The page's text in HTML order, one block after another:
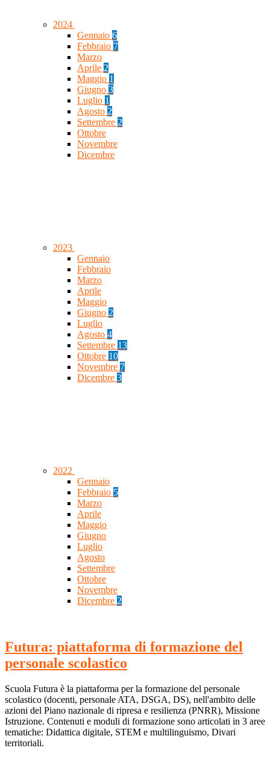
2024
Gennaio 6
Febbraio 7
Marzo
Aprile 2
Maggio 1
Giugno 3
Luglio 1
Agosto 2
Settembre 2
Ottobre
Novembre
Dicembre
2023
Gennaio
Febbraio
Marzo
Aprile
Maggio
Giugno 2
Luglio
Agosto 4
Settembre 13
Ottobre 10
Novembre 7
Dicembre 3
2022
Gennaio
Febbraio 5
Marzo
Aprile
Maggio
Giugno
Luglio
Agosto
Settembre
Ottobre
Novembre
Dicembre 2
Futura: piattaforma di formazione del
personale scolastico
Scuola Futura è la piattaforma per la formazione del personale
scolastico (docenti, personale ATA, DSGA, DS), nell'ambito delle
azioni del Piano nazionale di ripresa e resilienza (PNRR), Missione
Istruzione. Contenuti e moduli di formazione sono articolati in 3 aree
tematiche: Didattica digitale, STEM e multilinguismo, Divari
territoriali.